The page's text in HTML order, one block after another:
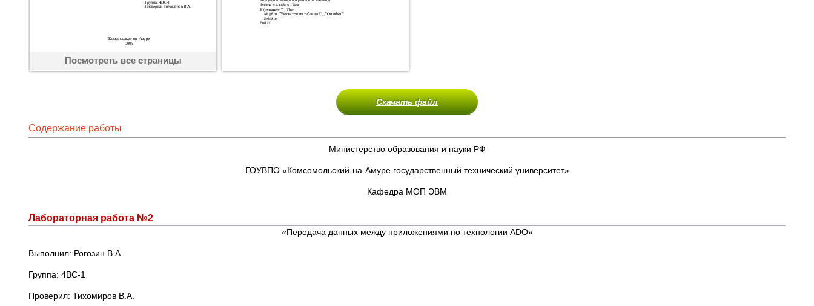
Посмотреть все страницы
Скачать файл
Содержание работы
Министерство образования и науки РФ
ГОУВПО «Комсомольский-на-Амуре государственный технический университет»
Кафедра МОП ЭВМ
Лабораторная работа №2
«Передача данных между приложениями по технологии АDО»
Выполнил: Рогозин В.А.
Группа: 4ВС-1
Проверил: Тихомиров В.А.